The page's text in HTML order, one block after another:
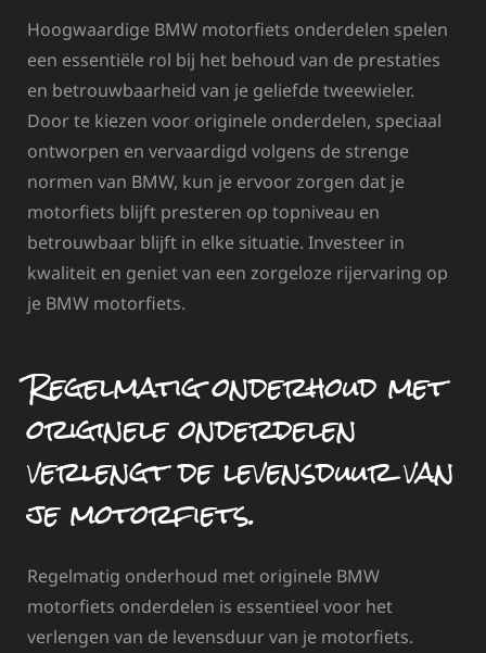
Hoogwaardige BMW motorfiets onderdelen spelen
een essentiële rol bij het behoud van de prestaties
en betrouwbaarheid van je geliefde tweewieler.
Door te kiezen voor originele onderdelen, speciaal
ontworpen en vervaardigd volgens de strenge
normen van BMW, kun je ervoor zorgen dat je
motorfiets blijft presteren op topniveau en
betrouwbaar blijft in elke situatie. Investeer in
kwaliteit en geniet van een zorgeloze rijervaring op
je BMW motorfiets.
Regelmatig onderhoud met
originele onderdelen
verlengt de levensduur van
je motorfiets.
Regelmatig onderhoud met originele BMW
motorfiets onderdelen is essentieel voor het
verlengen van de levensduur van je motorfiets.